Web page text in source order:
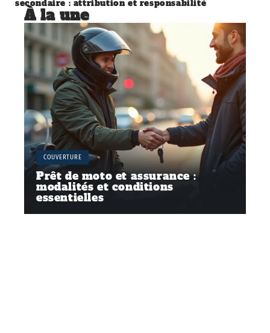
secondaire : attribution et responsabilité
À la une
COUVERTURE
Prêt de moto et assurance :
modalités et conditions
essentielles